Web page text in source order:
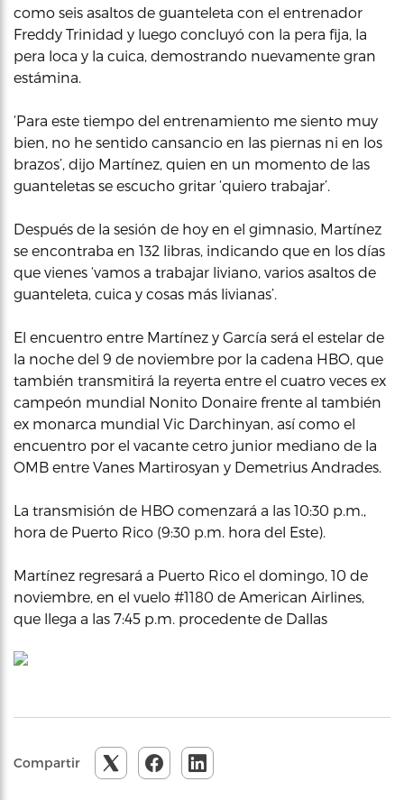
como seis asaltos de guanteleta con el entrenador
Freddy Trinidad y luego concluyó con la pera fija, la
pera loca y la cuica, demostrando nuevamente gran
estámina.
‘Para este tiempo del entrenamiento me siento muy
bien, no he sentido cansancio en las piernas ni en los
brazos’, dijo Martínez, quien en un momento de las
guanteletas se escucho gritar ‘quiero trabajar’.
Después de la sesión de hoy en el gimnasio, Martínez
se encontraba en 132 libras, indicando que en los días
que vienes ‘vamos a trabajar liviano, varios asaltos de
guanteleta, cuica y cosas más livianas’.
El encuentro entre Martínez y García será el estelar de
la noche del 9 de noviembre por la cadena HBO, que
también transmitirá la reyerta entre el cuatro veces ex
campeón mundial Nonito Donaire frente al también
ex monarca mundial Vic Darchinyan, así como el
encuentro por el vacante cetro junior mediano de la
OMB entre Vanes Martirosyan y Demetrius Andrades.
La transmisión de HBO comenzará a las 10:30 p.m.,
hora de Puerto Rico (9:30 p.m. hora del Este).
Martínez regresará a Puerto Rico el domingo, 10 de
noviembre, en el vuelo #1180 de American Airlines,
que llega a las 7:45 p.m. procedente de Dallas
Compartir